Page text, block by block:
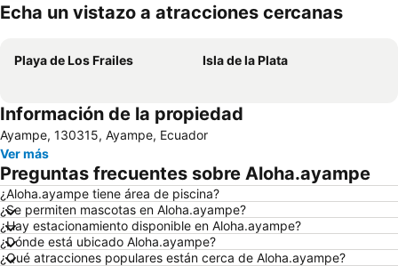
Echa un vistazo a atracciones cercanas
Playa de Los Frailes Isla de la Plata
Información de la propiedad
Ayampe, 130315, Ayampe, Ecuador
Ver más
Preguntas frecuentes sobre Aloha.ayampe
¿Aloha.ayampe tiene área de piscina?
¿Se permiten mascotas en Aloha.ayampe?
¿Hay estacionamiento disponible en Aloha.ayampe?
¿Dónde está ubicado Aloha.ayampe?
¿Qué atracciones populares están cerca de Aloha.ayampe?